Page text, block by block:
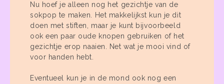
Nu hoef je alleen nog het gezichtje van de
sokpop te maken. Het makkelijkst kun je dit
doen met stiften, maar je kunt bijvoorbeeld
ook een paar oude knopen gebruiken of het
gezichtje erop naaien. Net wat je mooi vind of
voor handen hebt.
Eventueel kun je in de mond ook nog een